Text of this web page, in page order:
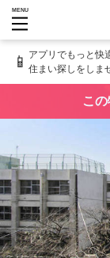
MENU
📱 アプリでもっと快
住まい探しをしま
こ